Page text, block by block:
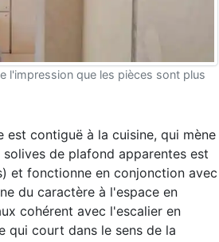
l'impression que les pièces sont plus
contiguë à la cuisine, qui mène
de plafond apparentes est
et fonctionne en conjonction avec
du caractère à l'espace en
cohérent avec l'escalier en
qui court dans le sens de la